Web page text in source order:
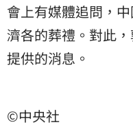
會上有媒體追問，
濟各的葬禮。對此
提供的消息。
©中央社